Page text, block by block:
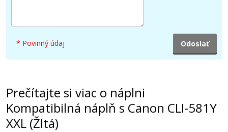
Pridať do košíka
* Povinný údaj
Prečítajte si viac o náplni
Kompatibilná náplň s Canon CLI-581Y
XXL (Žltá)